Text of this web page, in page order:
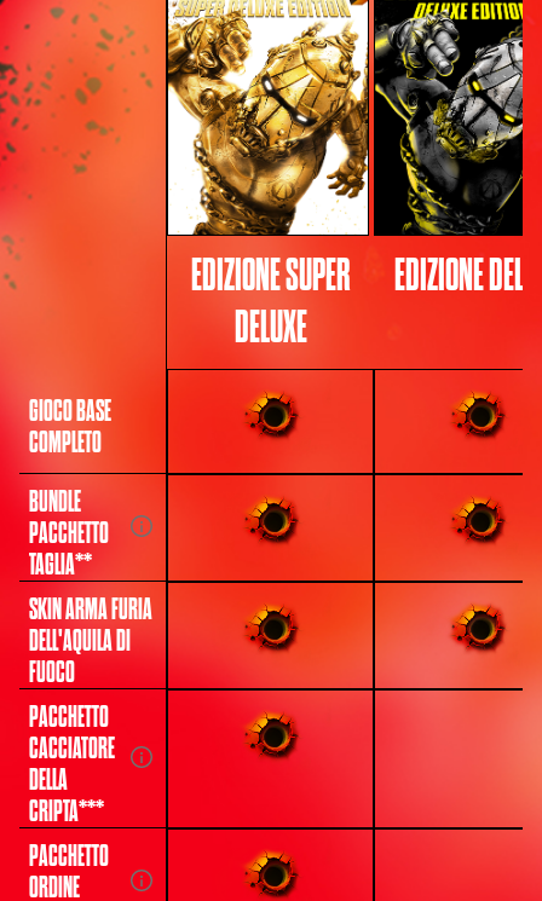
GIOCO BASE
COMPLETO
BUNDLE
PACCHETTO
TAGLIA**
SKIN ARMA FURIA
DELL'AQUILA DI
FUOCO
PACCHETTO
CACCIATORE
DELLA
CRIPTA***
PACCHETTO
ORDINE
EDIZIONE SUPER
DELUXE
EDIZIONE